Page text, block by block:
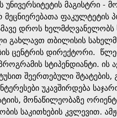
უნივერსიტეტის მაგისტრი
ფაკულტეტის
დროს ხელმძღვანელობს
გახლავთ თბილისის
ცენტრის დირექტორი.
სტიპენდიანტი.
შეერთებული შტატების,
უკავშირდება
მონაწილეობაზე
საკითხების კვლევით.